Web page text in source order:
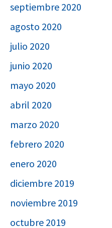
septiembre 2020
agosto 2020
julio 2020
junio 2020
mayo 2020
abril 2020
marzo 2020
febrero 2020
enero 2020
diciembre 2019
noviembre 2019
octubre 2019